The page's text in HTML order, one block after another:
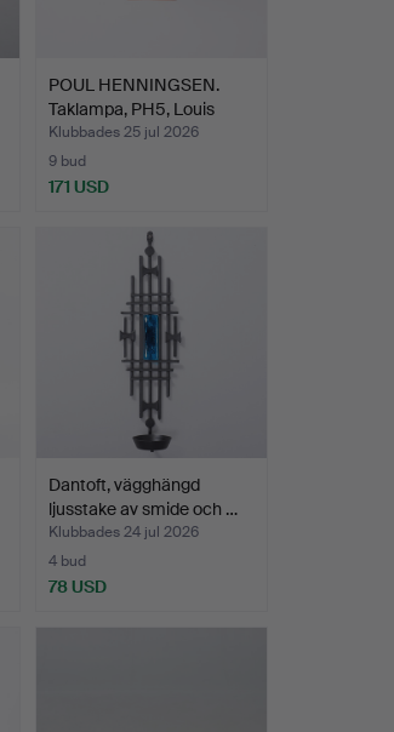
POUL HENNINGSEN.
Taklampa, PH5, Louis
Poul…
Klubbades 25 jul 2026
9 bud
171 USD
Dantoft, vägghängd
ljusstake av smide och …
Klubbades 24 jul 2026
4 bud
78 USD